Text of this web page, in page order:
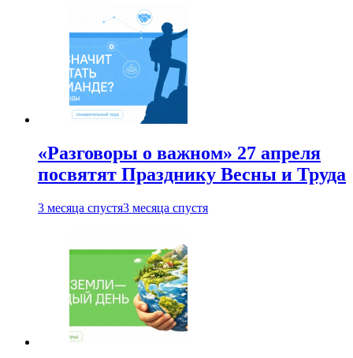
«Разговоры о важном» 27 апреля
посвятят Празднику Весны и Труда
3 месяца спустя3 месяца спустя